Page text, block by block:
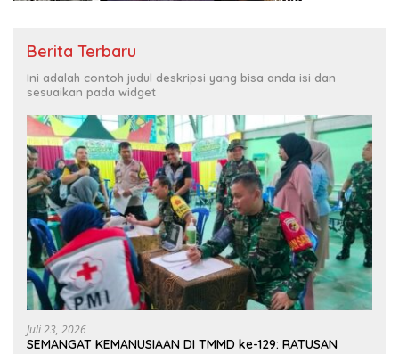
Berita Terbaru
Ini adalah contoh judul deskripsi yang bisa anda isi dan
sesuaikan pada widget
Juli 23, 2026
SEMANGAT KEMANUSIAAN DI TMMD ke-129: RATUSAN